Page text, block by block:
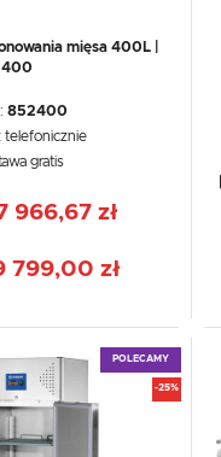
mięsa 400L |
852400
telefonicznie
gratis
966,67 zł
799,00 zł
POLECAMY
-25%